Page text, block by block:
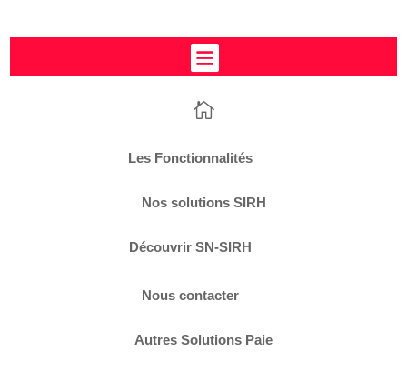


Les Fonctionnalités
Nos solutions SIRH
Découvrir SN-SIRH
Nous contacter
Autres Solutions Paie